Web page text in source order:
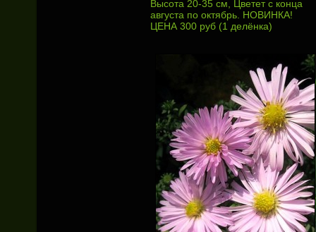
Высота 20-35 см, Цветет с конца
августа по октябрь. НОВИНКА!
ЦЕНА 300 руб (1 делёнка)